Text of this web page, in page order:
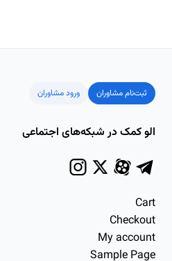
ثبت‌نام مشاوران ورود مشاوران
الو کمک در شبکه‌های اجتماعی
Cart
Checkout
My account
Sample Page